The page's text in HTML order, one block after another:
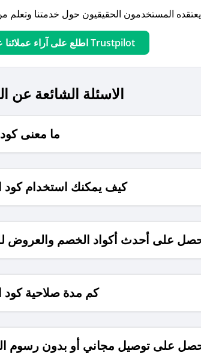
اطلع على آراء عملائنا على Trustpilot
الاسئلة الشائعة عن
ما معنى
كيف يمكنك استخدام كود
على أحدث أكواد الخصم والعروض
كم مدة صلاحية
على توصيل مجاني أو بدون رسوم